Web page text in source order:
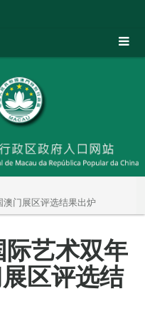
门展区评选结果出炉
艺术双年
区评选结